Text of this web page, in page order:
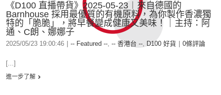
《D100 直播帶貨》2025-05-23︱來自德國的
Barnhouse 採用最優質的有機原料，為你製作香濃獨
特的「脆脆」，將早餐變成健康又美味！｜主持：阿
通、C朗、娜娜子
2025/05/23 19:00:46 -- Featured --, -- 香港台 --, D100 好貨 0條評論
[...]
進一步了解